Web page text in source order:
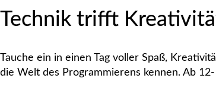
Technik trifft
Tauche ein in einen Tag voller Spaß,
die Welt des Programmierens kennen. Ab